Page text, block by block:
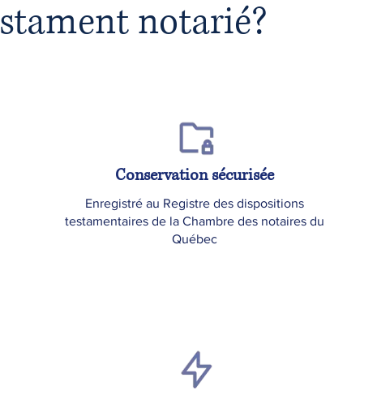
notarié?
Conservation sécurisée
Enregistré au Registre des dispositions
testamentaires de la Chambre des notaires du
Québec